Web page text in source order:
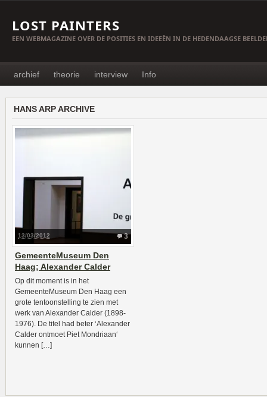
LOST PAINTERS
EEN WEBMAGAZINE OVER DE POSITIES EN IDEEËN IN DE HEDENDAAGSE
archief theorie interview Info
HANS ARP ARCHIVE
3
13/03/2012
GemeenteMuseum Den
Haag; Alexander Calder
Op dit moment is in het
GemeenteMuseum Den Haag een
grote tentoonstelling te zien met
werk van Alexander Calder (1898-
1976). De titel had beter ‘Alexander
Calder ontmoet Piet Mondriaan‘
kunnen […]